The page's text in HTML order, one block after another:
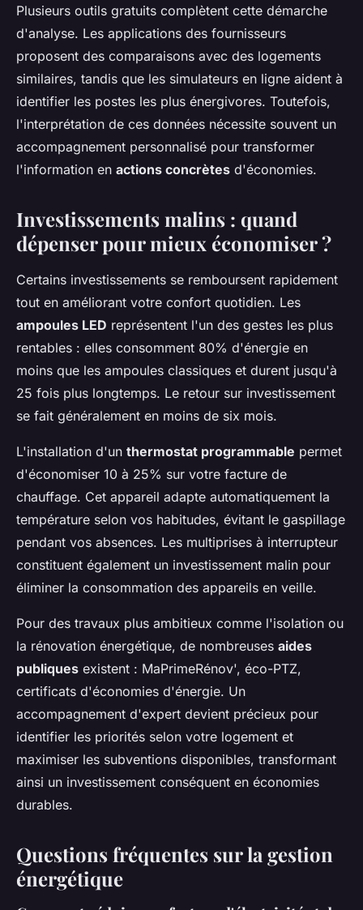
Plusieurs outils gratuits complètent cette démarche
d'analyse. Les applications des fournisseurs
proposent des comparaisons avec des logements
similaires, tandis que les simulateurs en ligne aident à
identifier les postes les plus énergivores. Toutefois,
l'interprétation de ces données nécessite souvent un
accompagnement personnalisé pour transformer
l'information en actions concrètes d'économies.
Investissements malins : quand
dépenser pour mieux économiser ?
Certains investissements se remboursent rapidement
tout en améliorant votre confort quotidien. Les
ampoules LED représentent l'un des gestes les plus
rentables : elles consomment 80% d'énergie en
moins que les ampoules classiques et durent jusqu'à
25 fois plus longtemps. Le retour sur investissement
se fait généralement en moins de six mois.
L'installation d'un thermostat programmable permet
d'économiser 10 à 25% sur votre facture de
chauffage. Cet appareil adapte automatiquement la
température selon vos habitudes, évitant le gaspillage
pendant vos absences. Les multiprises à interrupteur
constituent également un investissement malin pour
éliminer la consommation des appareils en veille.
Pour des travaux plus ambitieux comme l'isolation ou
la rénovation énergétique, de nombreuses aides
publiques existent : MaPrimeRénov', éco-PTZ,
certificats d'économies d'énergie. Un
accompagnement d'expert devient précieux pour
identifier les priorités selon votre logement et
maximiser les subventions disponibles, transformant
ainsi un investissement conséquent en économies
durables.
Questions fréquentes sur la gestion
énergétique